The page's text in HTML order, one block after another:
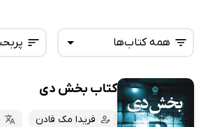
همه کتاب‌ها
همه کتاب‌ها
کتاب‌های صوتی
کتاب بخش دی
فریدا مک فادن